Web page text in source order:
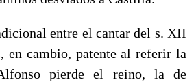
entre el cantar del s. XII
cambio, patente al referir la
pierde el reino, la de